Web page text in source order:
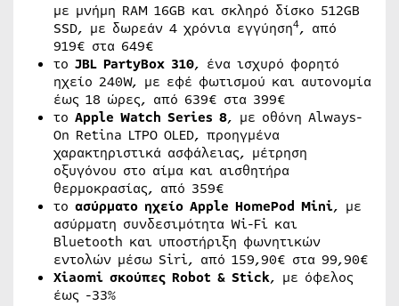
με μνήμη RAM 16GB και σκληρό δίσκο 512GB
SSD, με δωρεάν 4 χρόνια εγγύηση4, από
919€ στα 649€
το JBL PartyBox 310, ένα ισχυρό φορητό
ηχείο 240W, με εφέ φωτισμού και αυτονομία
έως 18 ώρες, από 639€ στα 399€
το Apple Watch Series 8, με οθόνη Always-
On Retina LTPO OLED, προηγμένα
χαρακτηριστικά ασφάλειας, μέτρηση
οξυγόνου στο αίμα και αισθητήρα
θερμοκρασίας, από 359€
το ασύρματο ηχείο Apple HomePod Mini, με
ασύρματη συνδεσιμότητα Wi-Fi και
Bluetooth και υποστήριξη φωνητικών
εντολών μέσω Siri, από 159,90€ στα 99,90€
Xiaomi σκούπες Robot & Stick, με όφελος
έως -33%